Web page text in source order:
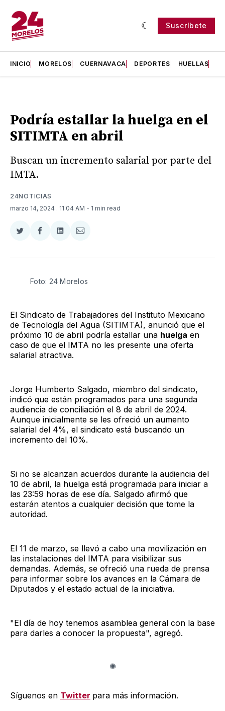
Suscríbete
INICIO MORELOS CUERNAVACA DEPORTES HUELLAS
Podría estallar la huelga en el
SITIMTA en abril
Buscan un incremento salarial por parte del
IMTA.
24NOTICIAS
marzo 14, 2024 . 11:04 AM - 1 min read
Compartir
Twitter
Compartir
Facebook
Compartir
LinkedIn
Compartir
Email
Foto: 24 Morelos
El Sindicato de Trabajadores del Instituto Mexicano
de Tecnología del Agua (SITIMTA), anunció que el
próximo 10 de abril podría estallar una huelga en
caso de que el IMTA no les presente una oferta
salarial atractiva.
Jorge Humberto Salgado, miembro del sindicato,
indicó que están programados para una segunda
audiencia de conciliación el 8 de abril de 2024.
Aunque inicialmente se les ofreció un aumento
salarial del 4%, el sindicato está buscando un
incremento del 10%.
Si no se alcanzan acuerdos durante la audiencia del
10 de abril, la huelga está programada para iniciar a
las 23:59 horas de ese día. Salgado afirmó que
estarán atentos a cualquier decisión que tome la
autoridad.
El 11 de marzo, se llevó a cabo una movilización en
las instalaciones del IMTA para visibilizar sus
demandas. Además, se ofreció una rueda de prensa
para informar sobre los avances en la Cámara de
Diputados y el estado actual de la iniciativa.
"El día de hoy tenemos asamblea general con la base
para darles a conocer la propuesta", agregó.
Síguenos en Twitter para más información.